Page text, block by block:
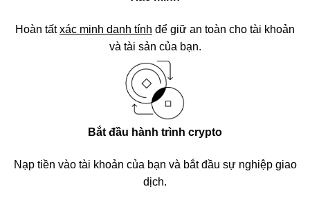
Hoàn tấtxác minh danh tính để giữ an toàn cho tài khoản
và tài sản của bạn.
Bắt đầu hành trình crypto
Nạp tiền vào tài khoản của bạn và bắt đầu sự nghiệp giao
dịch.